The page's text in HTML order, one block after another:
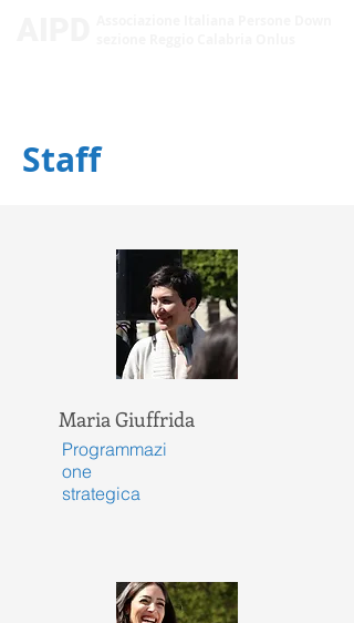
Staff
Maria Giuffrida
Programmazi
one
strategica